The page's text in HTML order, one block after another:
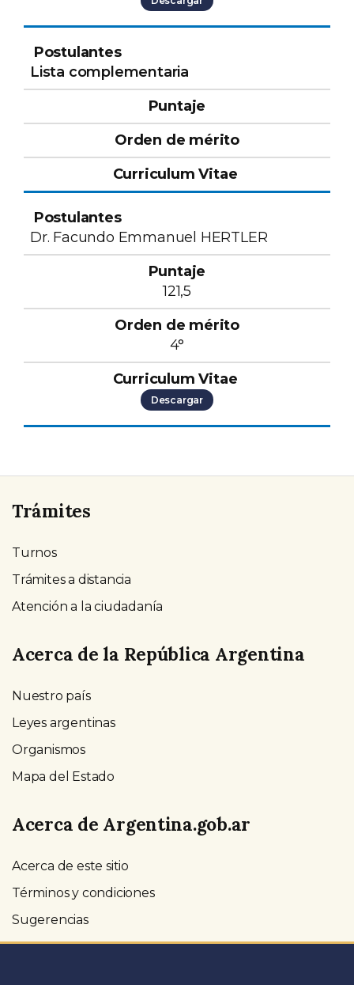
Lista complementaria
Dr. Facundo Emmanuel HERTLER
121,5
4°
Descargar
Trámites
Turnos
Trámites a distancia
Atención a la ciudadanía
Acerca de la República Argentina
Nuestro país
Leyes argentinas
Organismos
Mapa del Estado
Acerca de Argentina.gob.ar
Acerca de este sitio
Términos y condiciones
Sugerencias